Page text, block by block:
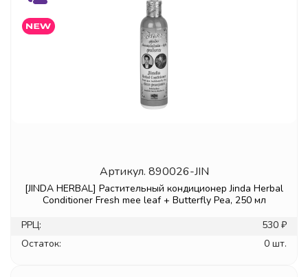
Артикул. 890026-JIN
[JINDA HERBAL] Растительный кондиционер Jinda Herbal
Сonditioner Fresh mee leaf + Butterfly Pea, 250 мл
РРЦ:
530 ₽
Остаток:
0 шт.